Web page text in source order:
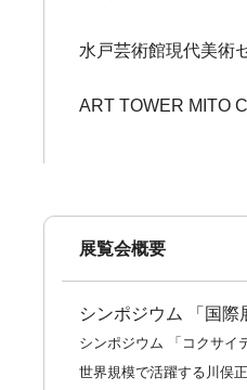
水戸芸術館現代美術
ART TOWER MITO
展覧会概要
シンポジウム 「国際
シンポジウム 「コクサイ
世界規模で活躍する川俣